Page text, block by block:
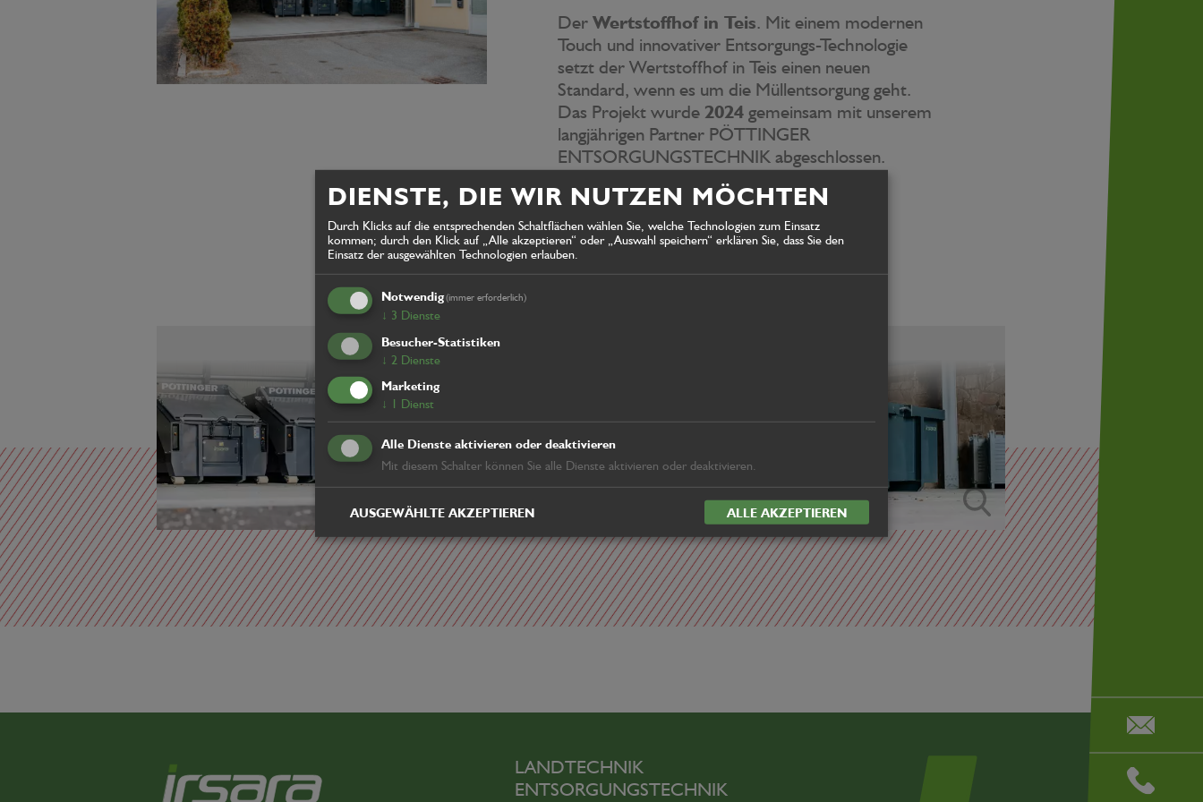
Der Wertstoffhof in Teis. Mit einem modernen
Touch und innovativer Entsorgungs-Technologie
setzt der Wertstoffhof in Teis einen neuen
Standard, wenn es um die Müllentsorgung geht.
Das Projekt wurde 2024 gemeinsam mit unserem
langjährigen Partner PÖTTINGER
ENTSORGUNGSTECHNIK abgeschlossen.
Für Fragen/Angebotsanfragen:
sales@irsara.it(Werner Albrecht)
LANDTECHNIK
ENTSORGUNGSTECHNIK
DIENSTE, DIE WIR NUTZEN MÖCHTEN
Durch Klicks auf die entsprechenden Schaltflächen wählen Sie, welche Technologien zum Einsatz
kommen; durch den Klick auf „Alle akzeptieren“ oder „Auswahl speichern“ erklären Sie, dass Sie den
Einsatz der ausgewählten Technologien erlauben.
Notwendig(immer erforderlich)
↓ 3 Dienste
Besucher-Statistiken
↓ 2 Dienste
Marketing
↓ 1 Dienst
Alle Dienste aktivieren oder deaktivieren
Mit diesem Schalter können Sie alle Dienste aktivieren oder deaktivieren.
AUSGEWÄHLTE AKZEPTIEREN ALLE AKZEPTIEREN